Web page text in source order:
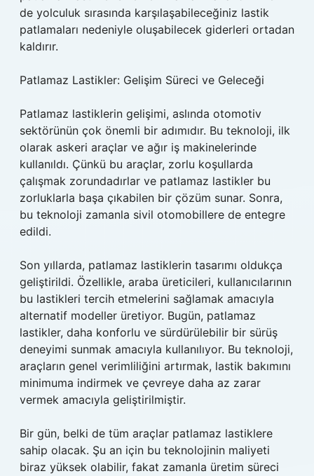
de yolculuk sırasında karşılaşabileceğiniz lastik
patlamaları nedeniyle oluşabilecek giderleri ortadan
kaldırır.
Patlamaz Lastikler: Gelişim Süreci ve Geleceği
Patlamaz lastiklerin gelişimi, aslında otomotiv
sektörünün çok önemli bir adımıdır. Bu teknoloji, ilk
olarak askeri araçlar ve ağır iş makinelerinde
kullanıldı. Çünkü bu araçlar, zorlu koşullarda
çalışmak zorundadırlar ve patlamaz lastikler bu
zorluklarla başa çıkabilen bir çözüm sunar. Sonra,
bu teknoloji zamanla sivil otomobillere de entegre
edildi.
Son yıllarda, patlamaz lastiklerin tasarımı oldukça
geliştirildi. Özellikle, araba üreticileri, kullanıcılarının
bu lastikleri tercih etmelerini sağlamak amacıyla
alternatif modeller üretiyor. Bugün, patlamaz
lastikler, daha konforlu ve sürdürülebilir bir sürüş
deneyimi sunmak amacıyla kullanılıyor. Bu teknoloji,
araçların genel verimliliğini artırmak, lastik bakımını
minimuma indirmek ve çevreye daha az zarar
vermek amacıyla geliştirilmiştir.
Bir gün, belki de tüm araçlar patlamaz lastiklere
sahip olacak. Şu an için bu teknolojinin maliyeti
biraz yüksek olabilir, fakat zamanla üretim süreci